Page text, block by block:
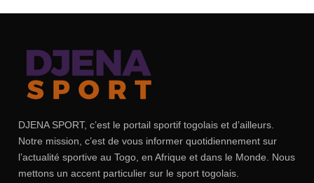
DJENA SPORT, c’est le portail sportif togolais et d’ailleurs.
Notre mission, c’est de vous informer quotidiennement sur
l’actualité sportive au Togo, en Afrique et dans le Monde. Nous
mettons un accent particulier sur le sport togolais.